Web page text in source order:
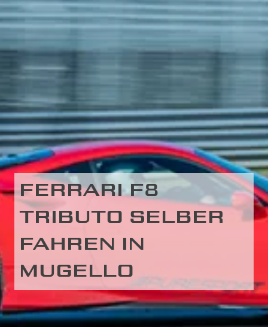
FERRARI F8
TRIBUTO SELBER
FAHREN IN
MUGELLO